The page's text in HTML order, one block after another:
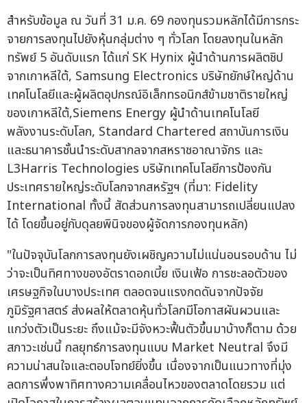
สำหรับข้อมูล ณ วันที่ 31 ม.ค. 69 กองทุนรวมหลักได้มีการกระ
จายการลงทุนไปยังหุ้นกลุ่มต่าง ๆ ทั่วโลก โดยลงทุนในหลัก
ทรัพย์ 5 อันดับแรก ได้แก่ SK Hynix ผู้นำด้านการผลิตชิป
จากเกาหลีใต้, Samsung Electronics บริษัทยักษ์ใหญ่ด้าน
เทคโนโลยีและผู้ผลิตอุปกรณ์อิเล็กทรอนิกส์ข้ามชาติรายใหญ่
ของเกาหลีใต้,Siemens Energy ผู้นำด้านเทคโนโลยี
พลังงานระดับโลก, Standard Chartered สถาบันการเงิน
และธนาคารชั้นนำระดับสากลจากสหราชอาณาจักร และ
L3Harris Technologies บริษัทเทคโนโลยีการป้องกัน
ประเทศรายใหญ่ระดับโลกจากสหรัฐฯ (ที่มา: Fidelity
International ทั้งนี้ สัดส่วนการลงทุนสามารถเปลี่ยนแปลง
ได้ โดยขึ้นอยู่กับดุลยพินิจของผู้จัดการกองทุนหลัก)
"ในปัจจุบันโลกการลงทุนยังเผชิญความไม่แน่นอนรอบด้าน ไม่
ว่าจะเป็นทิศทางของอัตราดอกเบี้ย เงินเฟ้อ การชะลอตัวของ
เศรษฐกิจในบางประเทศ ตลอดจนแรงกดดันจากปัจจัย
ภูมิรัฐศาสตร์ ส่งผลให้ตลาดหุ้นทั่วโลกมีโอกาสผันผวนและ
แกว่งตัวเป็นระยะ ถึงแม้จะมีจังหวะฟื้นตัวขึ้นมาบ้างก็ตาม ด้วย
สภาวะเช่นนี้ กลยุทธ์การลงทุนแบบ Market Neutral จึงมี
ความน่าสนใจและตอบโจทย์ยิ่งขึ้น เนื่องจากเป็นแนวทางที่มุ่ง
ลดการพึ่งพาทิศทางความเคลื่อนไหวของตลาดโดยรวม แต่